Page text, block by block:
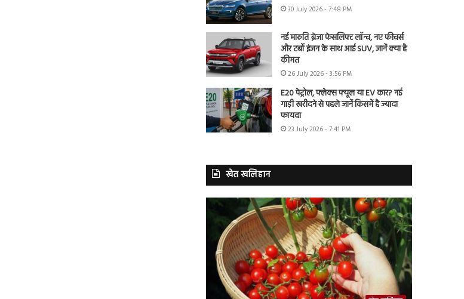
30 July 2026 - 7:48 PM
नई मारुति ब्रेजा फेसलिफ्ट लॉन्च, नए फीचर्स
और टर्बो इंजन के साथ आई SUV, जानें क्या है
कीमत
26 July 2026 - 3:56 PM
E20 पेट्रोल, फ्लेक्स फ्यूल या EV कार? नई
गाड़ी खरीदने से पहले जानें किसमें है ज्यादा
फायदा
23 July 2026 - 7:41 PM
खेत खलिहान